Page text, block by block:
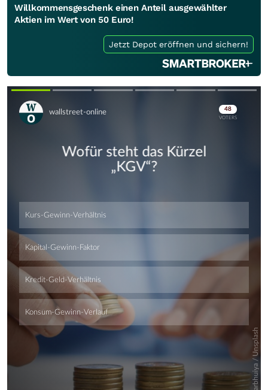
Willkommensgeschenk einen Anteil ausgewählter
Aktien im Wert von 50 Euro!
Jetzt Depot eröffnen und sichern!
Skip
Skip